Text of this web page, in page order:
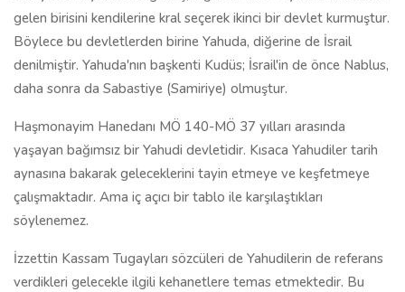
gelen birisini kendilerine kral seçerek ikinci bir devlet kurmuştur.
Böylece bu devletlerden birine Yahuda, diğerine de İsrail
denilmiştir. Yahuda'nın başkenti Kudüs; İsrail'in de önce Nablus,
daha sonra da Sabastiye (Samiriye) olmuştur.
Haşmonayim Hanedanı MÖ 140-MÖ 37 yılları arasında
yaşayan bağımsız bir Yahudi devletidir. Kısaca Yahudiler tarih
aynasına bakarak geleceklerini tayin etmeye ve keşfetmeye
çalışmaktadır. Ama iç açıcı bir tablo ile karşılaştıkları
söylenemez.
İzzettin Kassam Tugayları sözcüleri de Yahudilerin de referans
verdikleri gelecekle ilgili kehanetlere temas etmektedir. Bu